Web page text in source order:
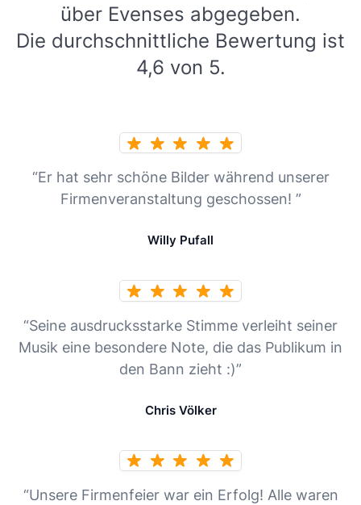
über Evenses abgegeben.
Die durchschnittliche Bewertung ist
4,6 von 5.
“Er hat sehr schöne Bilder während unserer
Firmenveranstaltung geschossen! ”
Willy Pufall
“Seine ausdrucksstarke Stimme verleiht seiner
Musik eine besondere Note, die das Publikum in
den Bann zieht :)”
Chris Völker
“Unsere Firmenfeier war ein Erfolg! Alle waren